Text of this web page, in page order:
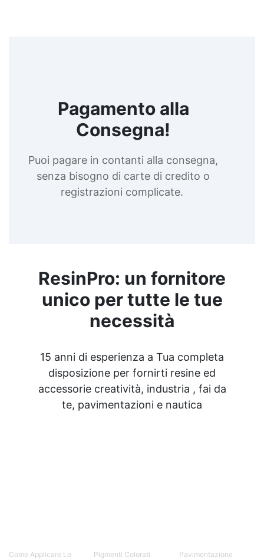
Pagamento alla
Consegna!
Puoi pagare in contanti alla consegna,
senza bisogno di carte di credito o
registrazioni complicate.
ResinPro: un fornitore
unico per tutte le tue
necessità
15 anni di esperienza a Tua completa
disposizione per fornirti resine ed
accessorie creatività, industria , fai da
te, pavimentazioni e nautica
Come Applicare Lo
Pigmenti Colorati
Pavimentazione